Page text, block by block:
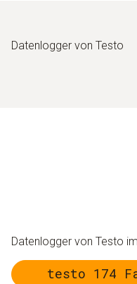
Datenlogger von Testo
Datenlogger von Testo
testo 174